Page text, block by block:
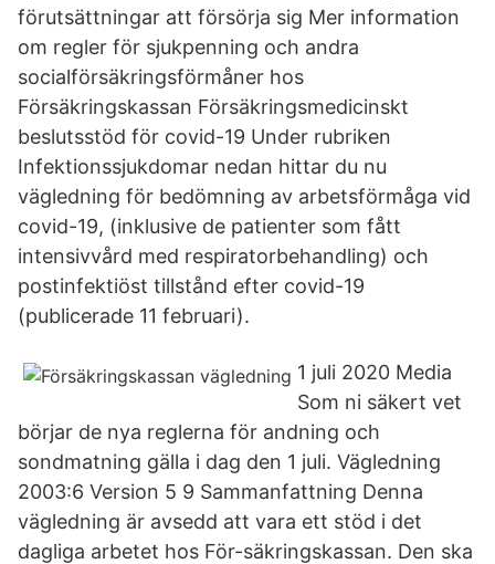
förutsättningar att försörja sig Mer information
om regler för sjukpenning och andra
socialförsäkringsförmåner hos
Försäkringskassan Försäkringsmedicinskt
beslutsstöd för covid-19 Under rubriken
Infektionssjukdomar nedan hittar du nu
vägledning för bedömning av arbetsförmåga vid
covid-19, (inklusive de patienter som fått
intensivvård med respiratorbehandling) och
postinfektiöst tillstånd efter covid-19
(publicerade 11 februari).
1 juli 2020 Media
Som ni säkert vet
börjar de nya reglerna för andning och
sondmatning gälla i dag den 1 juli. Vägledning
2003:6 Version 5 9 Sammanfattning Denna
vägledning är avsedd att vara ett stöd i det
dagliga arbetet hos För-säkringskassan. Den ska